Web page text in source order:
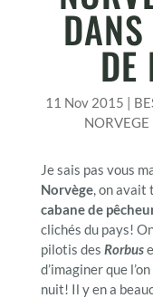
DE
11 Nov 2015 |
Je sais pas vous
Norvège, on avait
cabane de
clichés du pays!
pilotis des Rorbus
d’imaginer que
nuit! Il y en a